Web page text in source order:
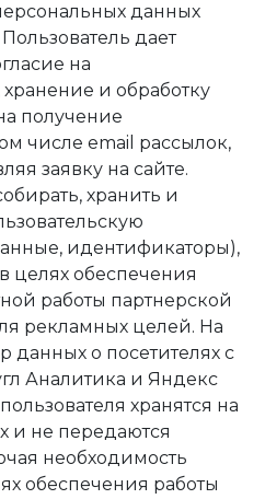
данных
дает
на
и обработку
получение
числе email рассылок,
заявку на сайте.
хранить и
идентификаторы),
целях обеспечения
работы партнерской
рекламных целей. На
данных о посетителях с
Аналитика и Яндекс
хранятся на
и не передаются
необходимость
обеспечения работы